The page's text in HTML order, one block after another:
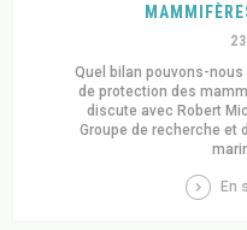
Quel bilan pouvons-
de protection des
discute avec Robert
Groupe de recherche
En